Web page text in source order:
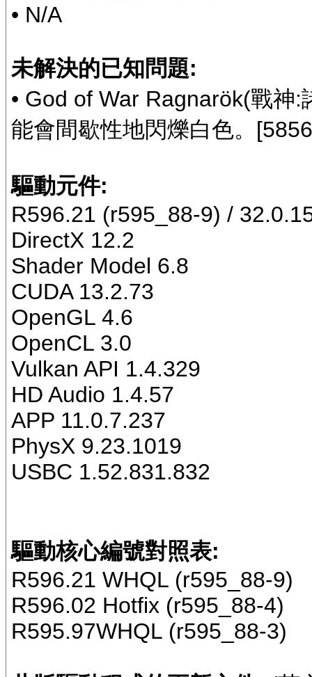
• N/A
未解決的已知問題:
• God of War Ragnarök(戰神
能會間歇性地閃爍白色。
驅動元件:
R596.21 (r595_88-9) /
DirectX 12.2
Shader Model 6.8
CUDA 13.2.73
OpenGL 4.6
OpenCL 3.0
Vulkan API 1.4.329
HD Audio 1.4.57
APP 11.0.7.237
PhysX 9.23.1019
USBC 1.52.831.832
驅動核心編號對照表:
R596.21 WHQL (r595_88-9)
R596.02 Hotfix (r595_88-4)
R595.97WHQL (r595_88-3)